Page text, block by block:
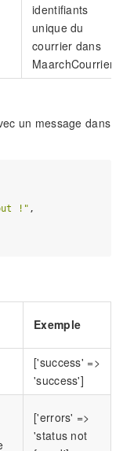
identifiants
unique du
courrier dans
MaarchCourrier
un message dans
!" ,
Exemple
['success' =>
'success']
['errors' =>
'status not